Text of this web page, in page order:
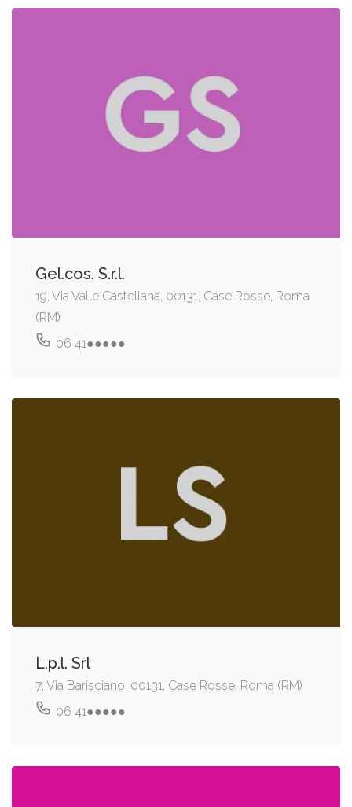
Gel.cos. S.r.l.
19, Via Valle Castellana, 00131, Case Rosse, Roma
(RM)
06 41●●●●●
L.p.l. Srl
7, Via Barisciano, 00131, Case Rosse, Roma (RM)
06 41●●●●●